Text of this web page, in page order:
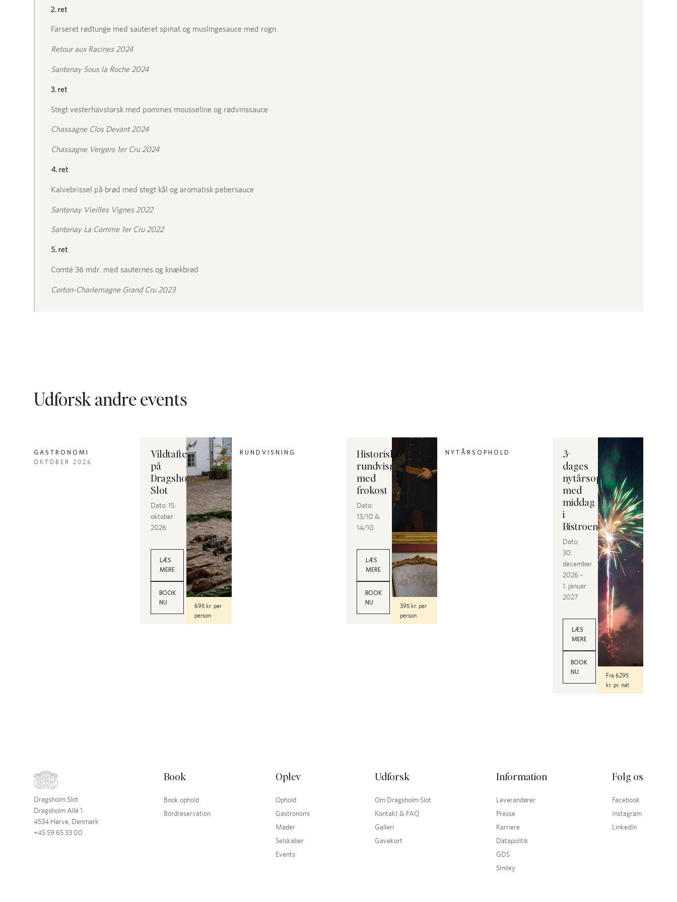
2. ret
Farseret rødtunge med sauteret spinat og muslingesauce med rogn
Retour aux Racines 2024
Santenay Sous la Roche 2024
3. ret
Stegt vesterhavstorsk med pommes mousseline og rødvinssauce
Chassagne Clos Devant 2024
Chassagne Vergers 1er Cru 2024
4. ret
Kalvebrissel på brød med stegt kål og aromatisk pebersauce
Santenay Vieilles Vignes 2022
Santenay La Comme 1er Cru 2022
5. ret
Comté 36 mdr. med sauternes og knækbrød
Corton-Charlemagne Grand Cru 2023
Udforsk andre events
GASTRONOMI
OKTOBER 2026
Vildtaften
på
Dragsholm
Slot
Dato:15.
oktober
2026
LÆS
MERE
BOOK
NU
695 kr. per
person
RUNDVISNING
Historisk
rundvisning
med
frokost
Dato:
13/10 &
14/10
LÆS
MERE
BOOK
NU
395 kr. per
person
NYTÅRSOPHOLD
3-
dages
nytårsophold
med
middag
i
Bistroen
Dato:
30.
december
2026 –
1. januar
2027
LÆS
MERE
BOOK
NU
Fra 6295
kr. pr. nat
Dragsholm Slot
Dragsholm Allé 1
4534 Hørve, Denmark
+45 59 65 33 00
Book
Book ophold
Bordreservation
Oplev
Ophold
Gastronomi
Møder
Selskaber
Events
Udforsk
Om Dragsholm Slot
Kontakt & FAQ
Galleri
Gavekort
Information
Leverandører
Presse
Karriere
Datapolitik
GDS
Smiley
Følg os
Facebook
Instagram
LinkedIn